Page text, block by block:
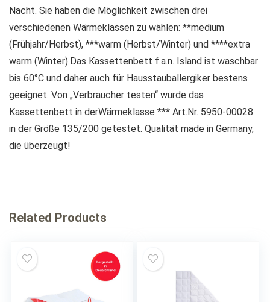
Nacht. Sie haben die Möglichkeit zwischen drei
verschiedenen Wärmeklassen zu wählen: **medium
(Frühjahr/Herbst), ***warm (Herbst/Winter) und ****extra
warm (Winter).Das Kassettenbett f.a.n. Island ist waschbar
bis 60°C und daher auch für Hausstauballergiker bestens
geeignet. Von „Verbraucher testen“ wurde das
Kassettenbett in derWärmeklasse *** Art.Nr. 5950-00028
in der Größe 135/200 getestet. Qualität made in Germany,
die überzeugt!
Related Products